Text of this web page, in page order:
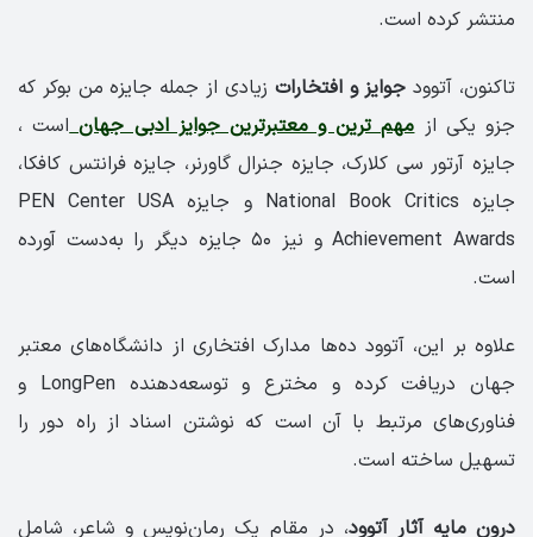
منتشر کرده است.
تاکنون، آتوودجوایز و افتخارات زیادی از جمله جایزه من بوکر که
جزو یکی ازمهم ترین و معتبرترین جوایز ادبی جهاناست ،
جایزه آرتور سی کلارک، جایزه جنرال گاورنر، جایزه فرانتس کافکا،
جایزه National Book Critics و جایزه PEN Center USA
Achievement Awards و نیز ۵۰ جایزه دیگر را به‌دست آورده
است.
علاوه بر این، آتوود ده‌ها مدارک افتخاری از دانشگاه‌های معتبر
جهان دریافت کرده و مخترع و توسعه‌دهنده LongPen و
فناوری‌های مرتبط با آن است که نوشتن اسناد از راه دور را
تسهیل ساخته است.
درون مایه آثار آتوود، در مقام یک رمان‌نویس و شاعر، شامل